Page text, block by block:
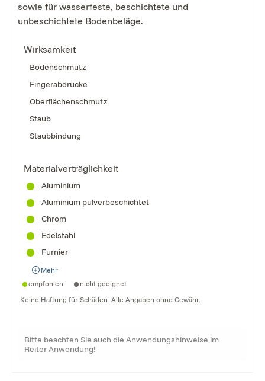
sowie für wasserfeste, beschichtete und
unbeschichtete Bodenbeläge.
Wirksamkeit
Bodenschmutz
Fingerabdrücke
Oberflächenschmutz
Staub
Staubbindung
Materialverträglichkeit
Aluminium
Aluminium pulverbeschichtet
Chrom
Edelstahl
Furnier
Mehr
empfohlen
nicht geeignet
Keine Haftung für Schäden. Alle Angaben ohne Gewähr.
Bitte beachten Sie auch die Anwendungshinweise im
Reiter Anwendung!